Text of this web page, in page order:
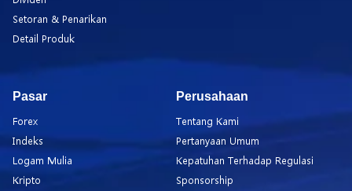
Setoran & Penarikan
Detail Produk
Pasar
Forex
Indeks
Logam Mulia
Kripto
Perusahaan
Tentang Kami
Pertanyaan Umum
Kepatuhan Terhadap Regulasi
Sponsorship